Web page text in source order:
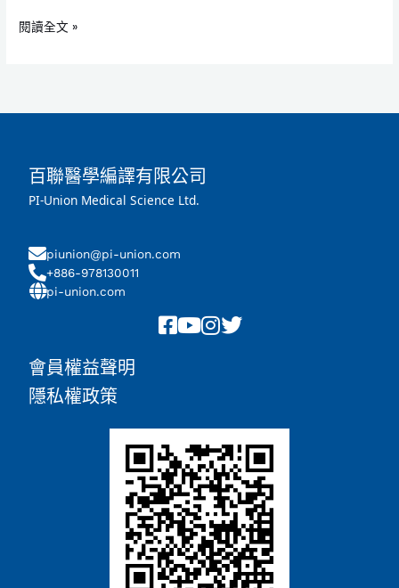
格
閱讀全文 »
百聯醫學編譯有限公司
PI-Union Medical Science Ltd.
piunion@pi-union.com
+886-978130011
pi-union.com
會員權益聲明
隱私權政策